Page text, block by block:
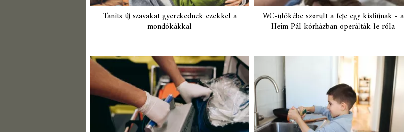
Taníts új szavakat gyerekednek ezekkel a
mondókákkal
WC-ülőkébe szorult a feje egy kisfiúnak - a
Heim Pál kórházban operálták le róla